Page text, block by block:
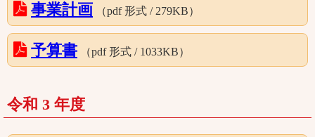
事業計画 （pdf 形式 / 279KB）
予算書 （pdf 形式 / 1033KB）
令和 3 年度